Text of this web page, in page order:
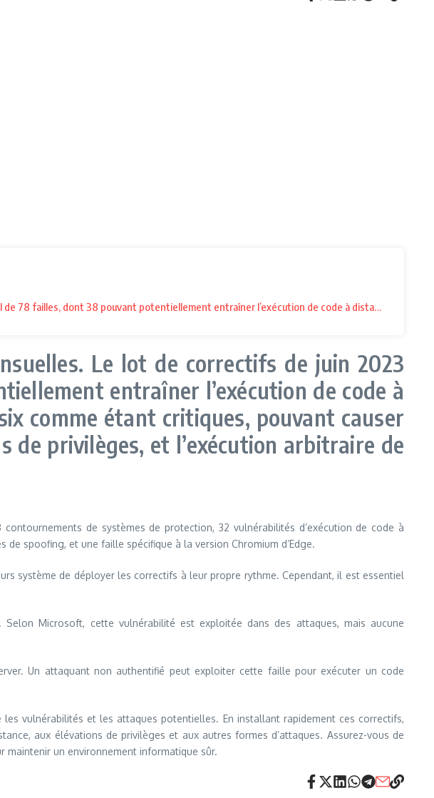
78 failles, dont 38 pouvant potentiellement entraîner l’exécution de code à distance.
Le lot de correctifs de juin 2023
entraîner l’exécution de code à
comme étant critiques, pouvant causer
de privilèges, et l’exécution arbitraire de
de systèmes de protection, 32 vulnérabilités d’exécution de code à
de spoofing, et une faille spécifique à la version Chromium d’Edge.
système de déployer les correctifs à leur propre rythme. Cependant, il est essentiel
Microsoft, cette vulnérabilité est exploitée dans des attaques, mais aucune
Un attaquant non authentifié peut exploiter cette faille pour exécuter un code
vulnérabilités et les attaques potentielles. En installant rapidement ces correctifs,
aux élévations de privilèges et aux autres formes d’attaques. Assurez-vous de
maintenir un environnement informatique sûr.